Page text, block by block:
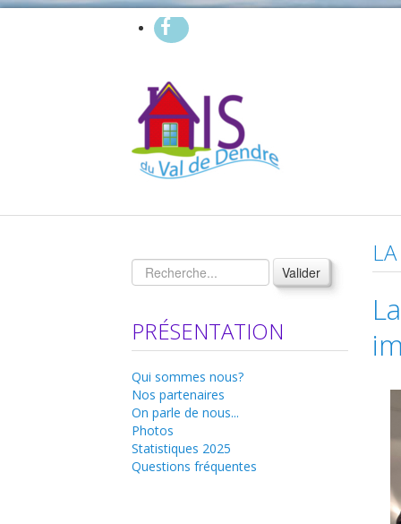
Valider
PRÉSENTATION
Qui sommes nous?
Nos partenaires
On parle de nous...
Photos
Statistiques 2025
Questions fréquentes